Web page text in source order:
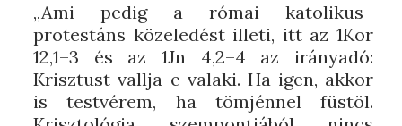
„Ami pedig a római katolikus–
protestáns közeledést illeti, itt az 1Kor
12,1–3 és az 1Jn 4,2–4 az irányadó:
Krisztust vallja-e valaki. Ha igen, akkor
is testvérem, ha tömjénnel füstöl.